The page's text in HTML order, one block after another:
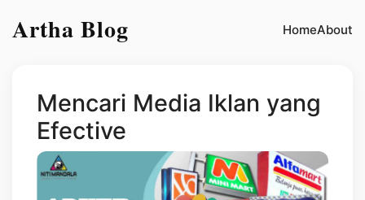
Artha Blog HomeAbout
Mencari Media Iklan yang
Efective